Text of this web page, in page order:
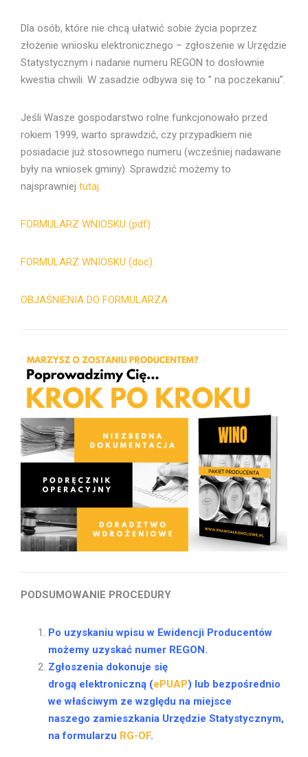
Dla osób, które nie chcą ułatwić sobie życia poprzez
złożenie wniosku elektronicznego – zgłoszenie w Urzędzie
Statystycznym i nadanie numeru REGON to dosłownie
kwestia chwili. W zasadzie odbywa się to ” na poczekaniu”.
Jeśli Wasze gospodarstwo rolne funkcjonowało przed
rokiem 1999, warto sprawdzić, czy przypadkiem nie
posiadacie już stosownego numeru (wcześniej nadawane
były na wniosek gminy). Sprawdzić możemy to
najsprawniej tutaj.
FORMULARZ WNIOSKU (pdf)
FORMULARZ WNIOSKU (doc)
OBJAŚNIENIA DO FORMULARZA
PODSUMOWANIE PROCEDURY
Po uzyskaniu wpisu w Ewidencji Producentów
możemy uzyskać numer REGON.
Zgłoszenia dokonuje się
drogą elektroniczną (ePUAP) lub bezpośrednio
we właściwym ze względu na miejsce
naszego zamieszkania Urzędzie Statystycznym,
na formularzu RG-OF.